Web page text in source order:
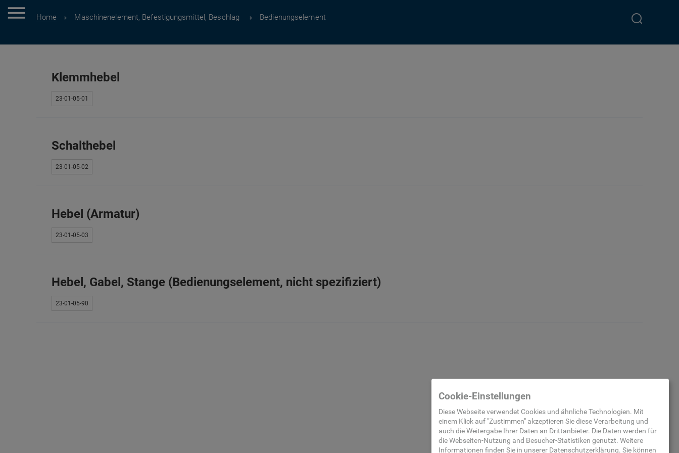
Home Maschinenelement, Befestigungsmittel, Beschlag Bedienungselement
Klemmhebel
23-01-05-01
Schalthebel
23-01-05-02
Hebel (Armatur)
23-01-05-03
Hebel, Gabel, Stange (Bedienungselement, nicht spezifiziert)
23-01-05-90
Cookie-Einstellungen
Diese Webseite verwendet Cookies und ähnliche Technologien. Mit
einem Klick auf "Zustimmen" akzeptieren Sie diese Verarbeitung und
auch die Weitergabe Ihrer Daten an Drittanbieter. Die Daten werden für
dieWebseiten-Nutzung and Besucher-Statistiken genutzt. Weitere
Informationen finden Sie in unserer Datenschutzerklärung. Sie können